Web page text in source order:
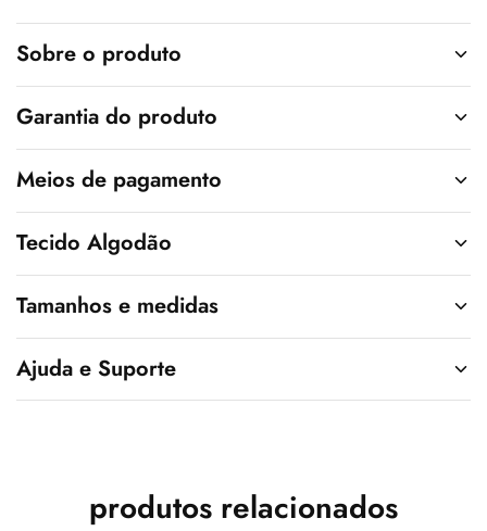
i
v
e
:
Sobre o produto
Garantia do produto
Meios de pagamento
Tecido Algodão
Tamanhos e medidas
Ajuda e Suporte
produtos relacionados